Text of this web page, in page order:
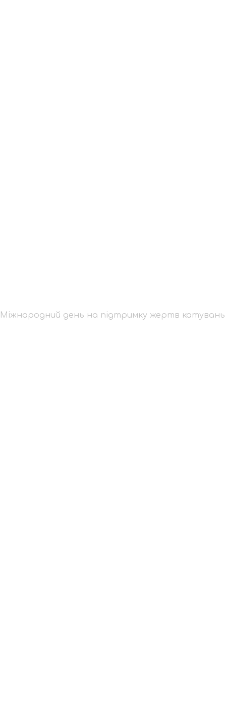
дій: Міжнародний
Міжнародний день на підтримку жертв катувань